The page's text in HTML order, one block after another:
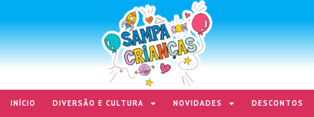
INÍCIO DIVERSÃO E CULTURA NOVIDADES
DESCONTOS